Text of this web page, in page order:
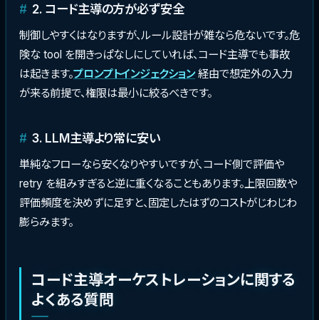
2. コード主導の方が必ず安全
制御しやすくはなりますが、ルール設計が雑なら危ないです。危
険な tool を開きっぱなしにしていれば、コード主導でも事故
は起きます。プロンプトインジェクション経由で想定外の入力
が来る前提で、権限は最小に絞るべきです。
3. LLM主導より常に安い
単純なフローなら安くなりやすいですが、コード側で評価や
retry を組みすぎると逆に重くなることもあります。上限回数や
評価頻度を決めずに足すと、固定したはずのコストがじわじわ
膨らみます。
コード主導オーケストレーションに関する
よくある質問